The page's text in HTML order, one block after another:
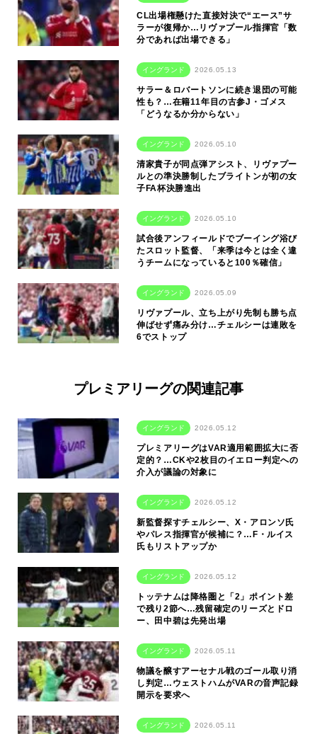
CL出場権懸けた直接対決で“エース”サ
ラーが復帰か…リヴァプール指揮官「数
分であれば出場できる」
イングランド 2026.05.13
サラー＆ロバートソンに続き退団の可能
性も？…在籍11年目の古参J・ゴメス
「どうなるか分からない」
イングランド 2026.05.10
清家貴子が同点弾アシスト、リヴァプー
ルとの準決勝制したブライトンが初の女
子FA杯決勝進出
イングランド 2026.05.10
試合後アンフィールドでブーイング浴び
たスロット監督、「来季は今とは全く違
うチームになっていると100％確信」
イングランド 2026.05.09
リヴァプール、立ち上がり先制も勝ち点
伸ばせず痛み分け…チェルシーは連敗を
6でストップ
プレミアリーグの関連記事
イングランド 2026.05.12
プレミアリーグはVAR適用範囲拡大に否
定的？…CKや2枚目のイエロー判定への
介入が議論の対象に
イングランド 2026.05.12
新監督探すチェルシー、X・アロンソ氏
やパレス指揮官が候補に？…F・ルイス
氏もリストアップか
イングランド 2026.05.12
トッテナムは降格圏と「2」ポイント差
で残り2節へ…残留確定のリーズとドロ
ー、田中碧は先発出場
イングランド 2026.05.11
物議を醸すアーセナル戦のゴール取り消
し判定…ウェストハムがVARの音声記録
開示を要求へ
イングランド 2026.05.11